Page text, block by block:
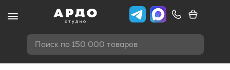
Поиск по 150 000 товаров